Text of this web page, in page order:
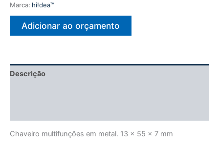
Marca: hi!dea™
Adicionar ao orçamento
Descrição
Chaveiro multifunções em metal. 13 x 55 x 7 mm